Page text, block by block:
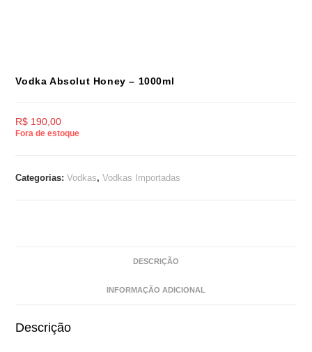
Vodka Absolut Honey – 1000ml
R$ 190,00
Fora de estoque
Categorias:Vodkas,Vodkas Importadas
DESCRIÇÃO
INFORMAÇÃO ADICIONAL
Descrição